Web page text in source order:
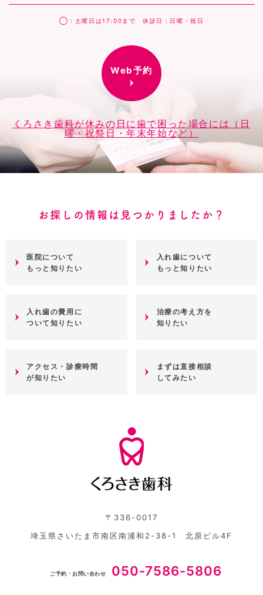
◯：土曜日は17:00まで 休診日：日曜・祝日
Web予約
くろさき歯科が休みの日に歯で困った場合には（日
曜・祝祭日・年末年始など）
お探しの情報は見つかりましたか？
医院について
もっと知りたい
入れ歯について
もっと知りたい
入れ歯の費用に
ついて知りたい
治療の考え方を
知りたい
アクセス・診療時間
が知りたい
まずは直接相談
してみたい
〒336-0017
埼玉県さいたま市南区南浦和2-38-1 北原ビル4F
ご予約・お問い合わせ 050-7586-5806